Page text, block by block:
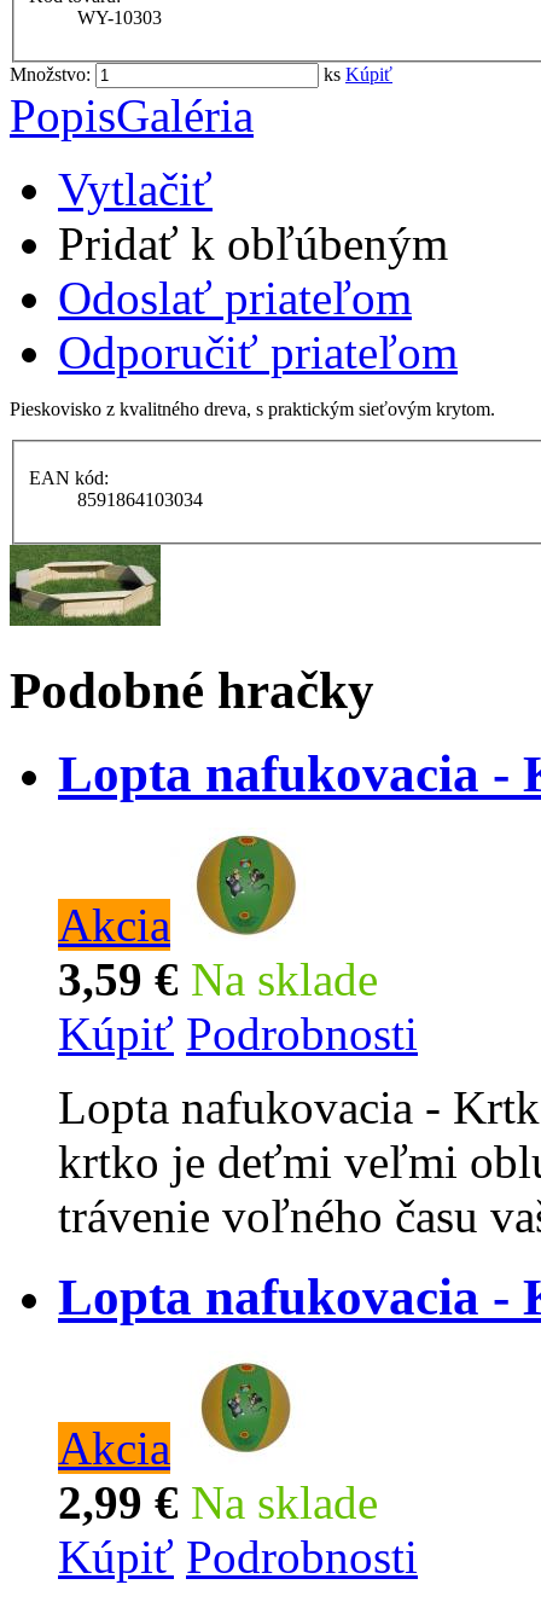
WY-10303
Množstvo: ks Kúpiť
PopisGaléria
Vytlačiť
Pridať k obľúbeným
Odoslať priateľom
Odporučiť priateľom
Pieskovisko z kvalitného dreva, s praktickým sieťovým krytom.
EAN kód:
8591864103034
Podobné hračky
Lopta nafukovacia -
Akcia
3,59 € Na sklade
Kúpiť Podrobnosti
Lopta nafukovacia -
krtko je deťmi veľmi
trávenie voľného času
Lopta nafukovacia -
Akcia
2,99 € Na sklade
Kúpiť Podrobnosti